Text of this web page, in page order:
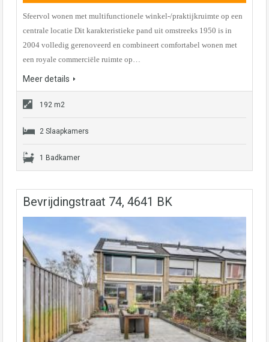
Sfeervol wonen met multifunctionele winkel-/praktijkruimte op een
centrale locatie Dit karakteristieke pand uit omstreeks 1950 is in
2004 volledig gerenoveerd en combineert comfortabel wonen met
een royale commerciële ruimte op…
Meer details
192 m2
2 Slaapkamers
1 Badkamer
Bevrijdingstraat 74, 4641 BK